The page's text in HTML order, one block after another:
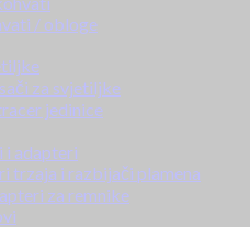
/ obloge
za svjetiljke
jedinice
i adapteri
trzaja i razbijači plamena
za remnike